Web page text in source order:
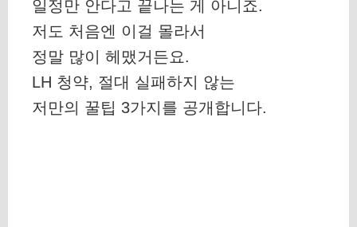
일정만 안다고 끝나는 게 아니죠.
저도 처음엔 이걸 몰라서
정말 많이 헤맸거든요.
LH 청약, 절대 실패하지 않는
저만의 꿀팁 3가지를 공개합니다.